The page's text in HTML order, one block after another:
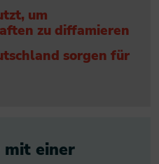
um
zu diffamieren
sorgen für
mit einer